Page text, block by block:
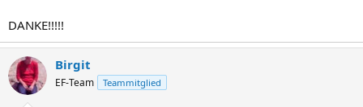
DANKE!!!!!
Birgit
EF-Team Teammitglied